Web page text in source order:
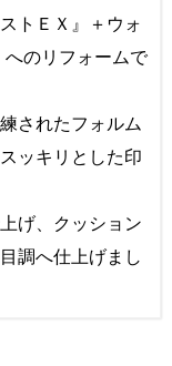
トＥＸ』＋ウォ
のリフォームで
されたフォルム
ッキリとした印
げ、クッション
調へ仕上げまし